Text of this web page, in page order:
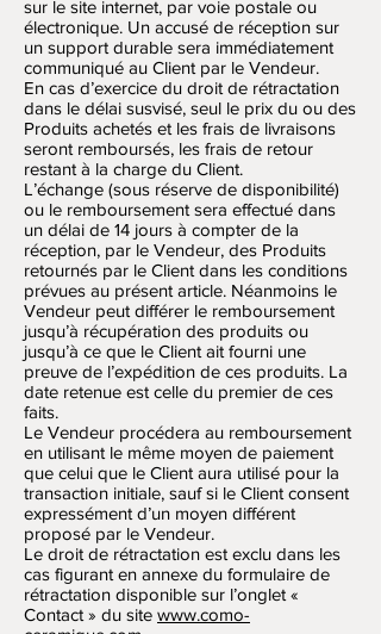
sur le site internet, par voie postale ou
électronique. Un accusé de réception sur
un support durable sera immédiatement
communiqué au Client par le Vendeur.
En cas d’exercice du droit de rétractation
dans le délai susvisé, seul le prix du ou des
Produits achetés et les frais de livraisons
seront remboursés, les frais de retour
restant à la charge du Client.
L’échange (sous réserve de disponibilité)
ou le remboursement sera effectué dans
un délai de 14 jours à compter de la
réception, par le Vendeur, des Produits
retournés par le Client dans les conditions
prévues au présent article. Néanmoins le
Vendeur peut différer le remboursement
jusqu’à récupération des produits ou
jusqu’à ce que le Client ait fourni une
preuve de l’expédition de ces produits. La
date retenue est celle du premier de ces
faits.
Le Vendeur procédera au remboursement
en utilisant le même moyen de paiement
que celui que le Client aura utilisé pour la
transaction initiale, sauf si le Client consent
expressément d’un moyen différent
proposé par le Vendeur.
Le droit de rétractation est exclu dans les
cas figurant en annexe du formulaire de
rétractation disponible sur l’onglet «
Contact » du site www.como-